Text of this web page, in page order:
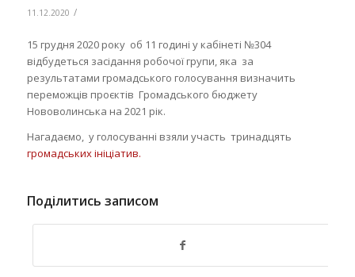
11.12.2020 /
15 грудня 2020 року об 11 годині у кабінеті №304
відбудеться засідання робочої групи, яка за
результатами громадського голосування визначить
переможців проєктів Громадського бюджету
Нововолинська на 2021 рік.
Нагадаємо, у голосуванні взяли участь тринадцять
громадських ініціатив.
Поділитись записом